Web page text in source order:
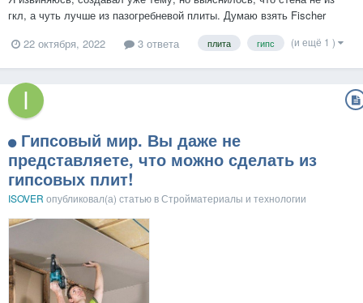
гкл, а чуть лучше из пазогребневой плиты. Думаю взять Fischer
DUOPOWER подскажите какие лучше, или чем шире диаметр тем
лучше? Fischer DUOPOWER 12X60 например или 10Х50? Что у них
22 октября, 2022 3 ответа плита гипс (и ещё 1 )
Гипсовый мир. Вы даже не
представляете, что можно сделать из
гипсовых плит!
ISOVER опубликовал(а) статью вСтройматериалы и технологии